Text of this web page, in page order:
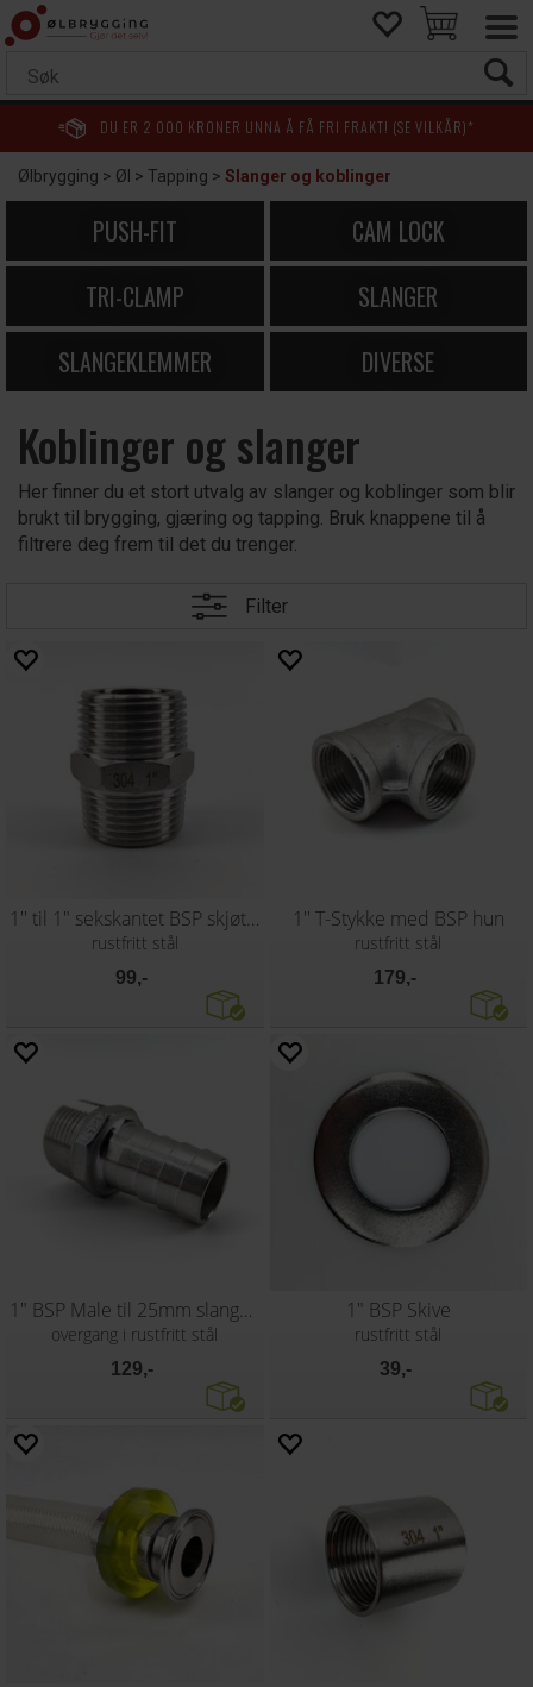
DU ER 2 000 KRONER UNNA Å FÅ FRI FRAKT! (SE VILKÅR)*
Ølbrygging>Øl >Tapping>Slanger og koblinger
PUSH-FIT
CAM LOCK
TRI-CLAMP
SLANGER
SLANGEKLEMMER
DIVERSE
Koblinger og slanger
Her finner du et stort utvalg av slanger og koblinger som blir
brukt til brygging, gjæring og tapping. Bruk knappene til å
filtrere deg frem til det du trenger.
Filter
1'' til 1" sekskantet BSP skjøtestykke
rustfritt stål
99,-
1'' T-Stykke med BSP hun
rustfritt stål
179,-
1" BSP Male til 25mm slangenippel
overgang i rustfritt stål
129,-
1" BSP Skive
rustfritt stål
39,-